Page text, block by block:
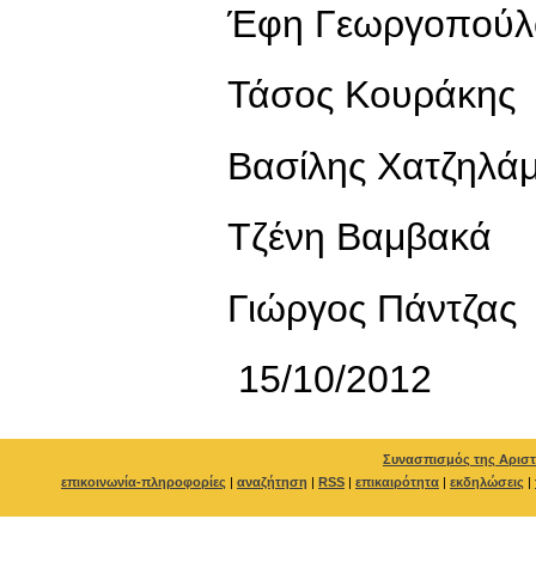
Έφη
Τάσος Κουράκης
Βασίλης
Τζένη Βαμβακά
Γιώργος Πάντζας
Συνασπισμός της
επικοινωνία-πληροφορίες | αναζήτηση | RSS | επικαιρότητα | εκδηλώσεις |